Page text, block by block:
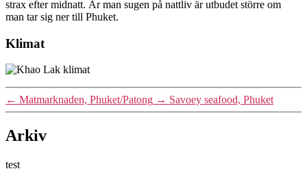
strax efter midnatt. Är man sugen på nattliv är utbudet större om
man tar sig ner till Phuket.
Klimat
← Matmarknaden, Phuket/Patong → Savoey seafood, Phuket
Arkiv
test